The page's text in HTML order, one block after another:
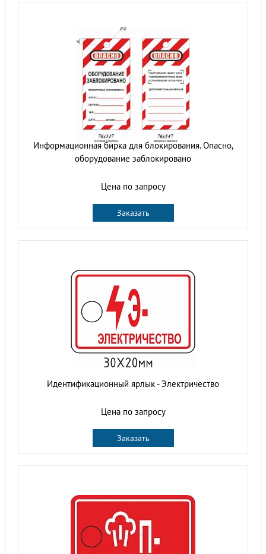
Информационная бирка для блокирования. Опасно,
оборудование заблокировано
Цена по запросу
Заказать
Идентификационный ярлык - Электричество
Цена по запросу
Заказать